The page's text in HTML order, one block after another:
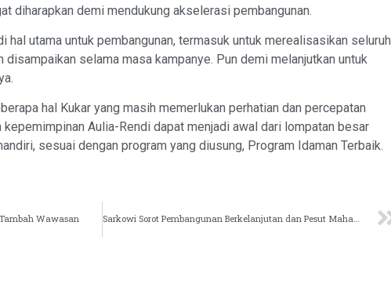
diharapkan demi mendukung akselerasi pembangunan.
hal utama untuk pembangunan, termasuk untuk merealisasikan seluruh
selama masa kampanye. Pun demi melanjutkan untuk
hal Kukar yang masih memerlukan perhatian dan percepatan
kepemimpinan Aulia-Rendi dapat menjadi awal dari lompatan besar
sesuai dengan program yang diusung, Program Idaman Terbaik.
Wawasan Sarkowi Sorot Pembangunan Berkelanjutan dan Pesut Mahakam